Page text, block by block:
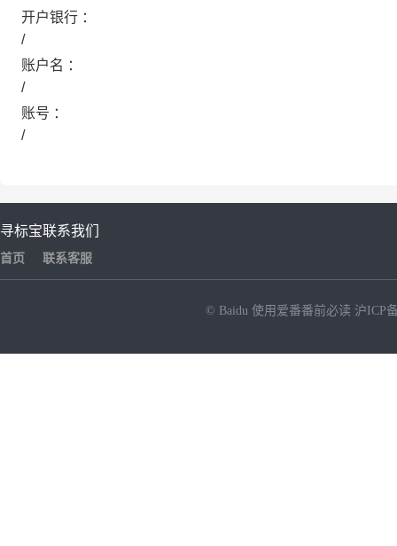
开户银行 ：
/
账户名 ：
/
账号 ：
/
寻标宝
首页
联系我们
联系客服
© Baidu 使用爱番番前必读 沪ICP